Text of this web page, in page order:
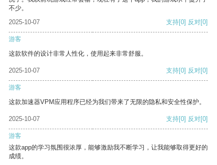
不少。
2025-10-07
支持[0] 反对[0]
游客
这款软件的设计非常人性化，使用起来非常舒服。
2025-10-07 支持[0] 反对[0]
游客
这款加速器VPM应用程序已经为我们带来了无限的隐私和安全性保护。
2025-10-07 支持[0] 反对[0]
游客
这款app的学习氛围很浓厚，能够激励我不断学习，让我能够取得更好的
成绩。